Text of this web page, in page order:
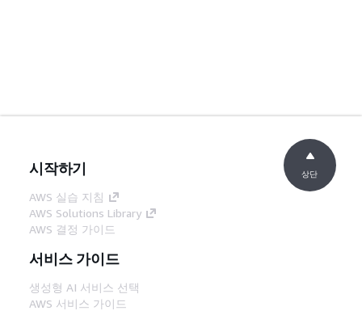
시작하기
AWS 실습 지침
AWS Solutions Library
AWS 결정 가이드
서비스 가이드
생성형 AI 서비스 선택
AWS 서비스 가이드
상단